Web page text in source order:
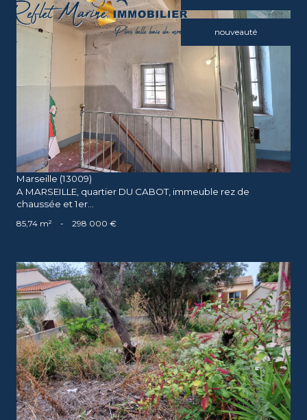
nouveauté
voir le bien
Marseille (13009)
A MARSEILLE, quartier DU CABOT, immeuble rez de
chaussée et 1er...
85,74 m² - 298 000 €
voir le bien